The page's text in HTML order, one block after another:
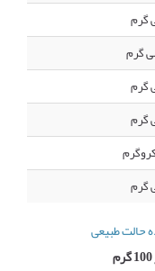
حالت طبیعی